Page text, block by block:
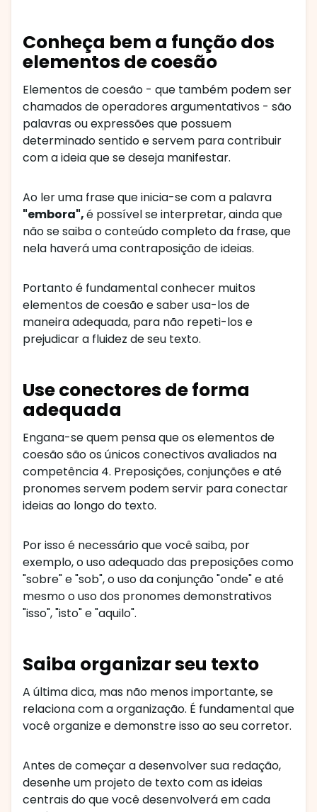
Conheça bem a função dos
elementos de coesão
Elementos de coesão - que também podem ser
chamados de operadores argumentativos - são
palavras ou expressões que possuem
determinado sentido e servem para contribuir
com a ideia que se deseja manifestar.
Ao ler uma frase que inicia-se com a palavra
"embora",é possível se interpretar, ainda que
não se saiba o conteúdo completo da frase, que
nela haverá uma contraposição de ideias.
Portanto é fundamental conhecer muitos
elementos de coesão e saber usa-los de
maneira adequada, para não repeti-los e
prejudicar a fluidez de seu texto.
Use conectores de forma
adequada
Engana-se quem pensa que os elementos de
coesão são os únicos conectivos avaliados na
competência 4. Preposições, conjunções e até
pronomes servem podem servir para conectar
ideias ao longo do texto.
Por isso é necessário que você saiba, por
exemplo, o uso adequado das preposições como
"sobre" e "sob", o uso da conjunção "onde" e até
mesmo o uso dos pronomes demonstrativos
"isso", "isto" e "aquilo".
Saiba organizar seu texto
A última dica, mas não menos importante, se
relaciona com a organização. É fundamental que
você organize e demonstre isso ao seu corretor.
Antes de começar a desenvolver sua redação,
desenhe um projeto de texto com as ideias
centrais do que você desenvolverá em cada